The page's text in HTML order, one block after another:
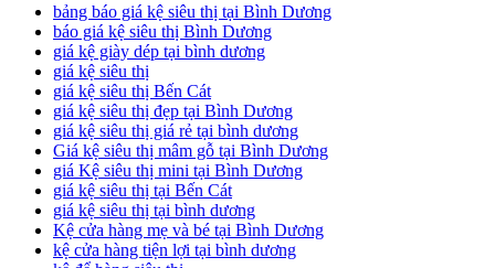
bảng báo giá kệ siêu thị tại Bình Dương
báo giá kệ siêu thị Bình Dương
giá kệ giày dép tại bình dương
giá kệ siêu thị
giá kệ siêu thị Bến Cát
giá kệ siêu thị đẹp tại Bình Dương
giá kệ siêu thị giá rẻ tại bình dương
Giá kệ siêu thị mâm gỗ tại Bình Dương
giá Kệ siêu thị mini tại Bình Dương
giá kệ siêu thị tại Bến Cát
giá kệ siêu thị tại bình dương
Kệ cửa hàng mẹ và bé tại Bình Dương
kệ cửa hàng tiện lợi tại bình dương